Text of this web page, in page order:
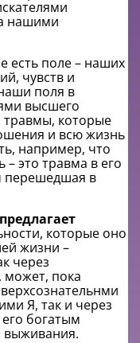
нашими
есть поле – наших
чувств и
поля в
высшего
которые
и всю жизнь
например, что
– это травма в его
перешедшая в
которые оно
жизни –
через
может, пока
Я, так и через
богатым
выживания.